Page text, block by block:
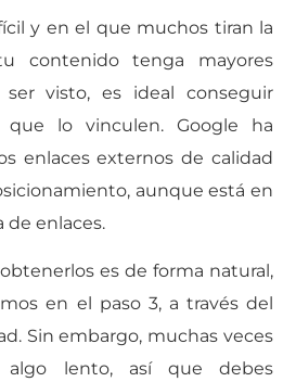
y en el que muchos tiran la
contenido tenga mayores
visto, es ideal conseguir
que lo vinculen. Google ha
enlaces externos de calidad
aunque está en
de enlaces.
es de forma natural,
en el paso 3, a través del
Sin embargo, muchas veces
lento, así que debes